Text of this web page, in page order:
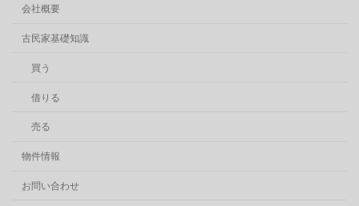
会社概要
古民家基礎知識
買う
借りる
売る
物件情報
お問い合わせ